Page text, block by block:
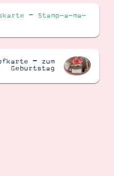
– Stamp-a-ma-
– zum
Geburtstag